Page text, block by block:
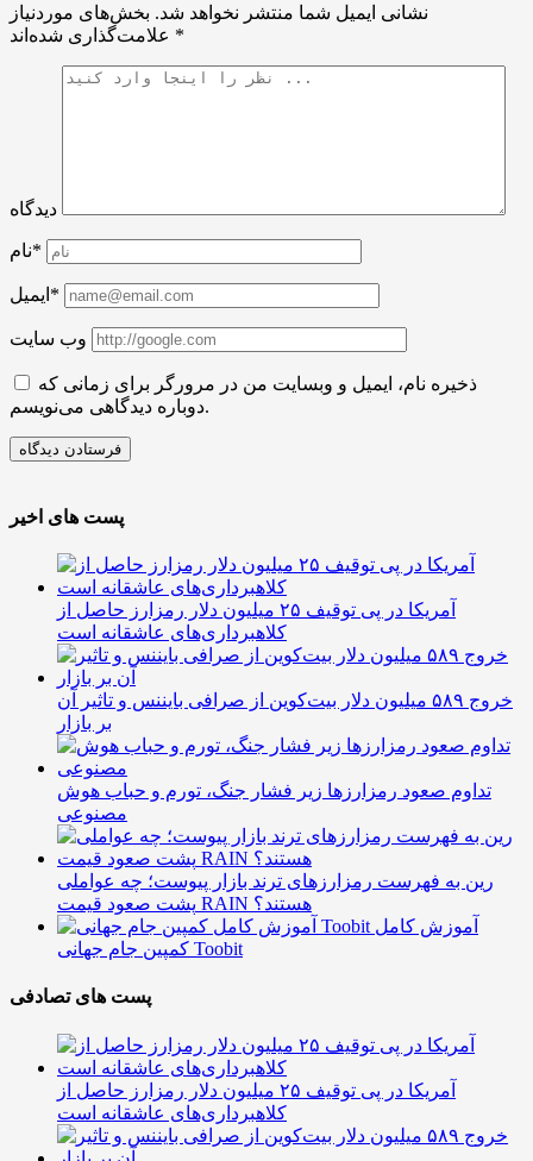
نشانی ایمیل شما منتشر نخواهد شد. بخش‌های موردنیاز
*
دیدگاه
نام*
ایمیل*
وب سایت
ذخیره نام، ایمیل و وبسایت من در مرورگر برای زمانی که
دوباره دیدگاهی می‌نویسم.
پست های اخیر
آمریکا در پی توقیف ۲۵ میلیون دلار رمزارز حاصل از
کلاهبرداری‌های عاشقانه است
خروج ۵۸۹ میلیون دلار بیت‌کوین از صرافی بایننس و تاثیر آن
بر بازار
تداوم صعود رمزارزها زیر فشار جنگ، تورم و حباب هوش
مصنوعی
رین به فهرست رمزارزهای ترند بازار پیوست؛ چه عواملی
پشت صعود قیمت RAIN هستند؟
آموزش کامل
کمپین جام جهانی Toobit
پست های تصادفی
آمریکا در پی توقیف ۲۵ میلیون دلار رمزارز حاصل از
کلاهبرداری‌های عاشقانه است